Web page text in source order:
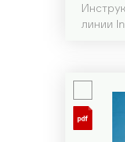
линии